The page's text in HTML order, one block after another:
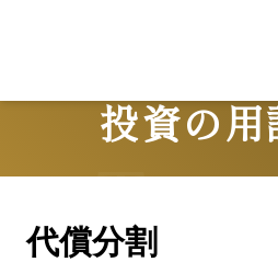
投資の用
代償分割